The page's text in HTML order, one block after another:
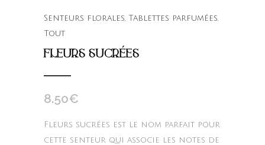
Senteurs florales Tablettes parfumées
Tout
FLEURS SUCRÉES
8.50€
Fleurs sucrées est le nom parfait pour
cette senteur qui associe les notes de